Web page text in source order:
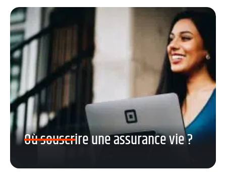
Où souscrire une assurance vie ?